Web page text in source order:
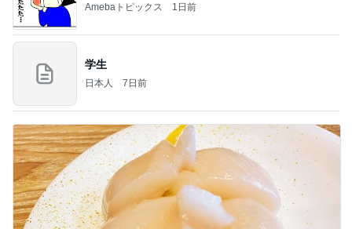
Amebaトピックス 1日前
学生
日本人 7日前